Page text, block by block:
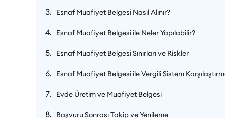
Esnaf Muafiyet Belgesi Nasıl Alınır?
Esnaf Muafiyet Belgesi ile Neler Yapılabilir?
Esnaf Muafiyet Belgesi Sınırları ve Riskler
Esnaf Muafiyet Belgesi ile Vergili Sistem
Evde Üretim ve Muafiyet Belgesi
Başvuru Sonrası Takip ve Yenileme